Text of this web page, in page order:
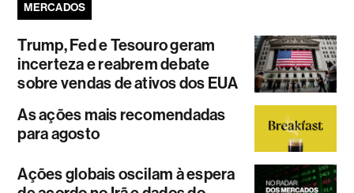
MERCADOS
Trump, Fed e Tesouro geram
incerteza e reabrem debate
sobre vendas de ativos dos EUA
As ações mais recomendadas
para agosto
Ações globais oscilam à espera